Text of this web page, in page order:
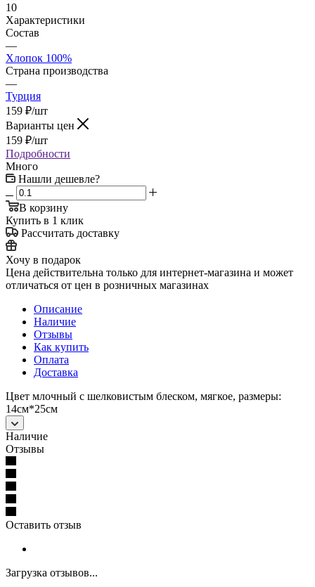
10
Характеристики
Состав
—
Хлопок 100%
Страна производства
—
Турция
159 ₽/шт
Варианты цен
159 ₽/шт
Подробности
Много
Нашли дешевле?
В корзину
Купить в 1 клик
Рассчитать доставку
Хочу в подарок
Цена действительна только для интернет-магазина и может
отличаться от цен в розничных магазинах
Описание
Наличие
Отзывы
Как купить
Оплата
Доставка
Цвет млочный с шелковистым блеском, мягкое, размеры:
14см*25см
Наличие
Отзывы
Оставить отзыв
Загрузка отзывов...